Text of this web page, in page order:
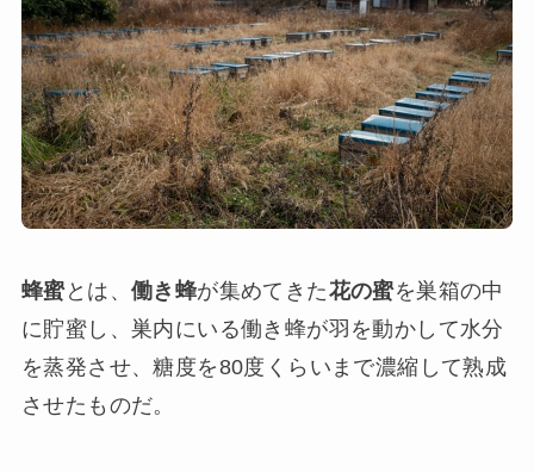
蜂蜜とは、 働き蜂が集めてきた花の蜜を巣箱の中
に貯蜜し、巣内にいる働き蜂が羽を動かして水分
を蒸発させ、糖度を80度くらいまで濃縮して熟成
させたものだ。